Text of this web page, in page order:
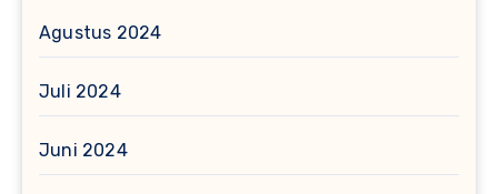
Agustus 2024
Juli 2024
Juni 2024